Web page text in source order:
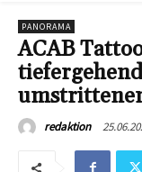
PANORAMA
ACAB
redaktion